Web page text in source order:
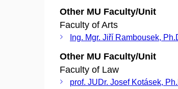
Other MU Faculty/Unit
Faculty of Arts
Ing. Mgr. Jiří Rambousek,
Other MU Faculty/Unit
Faculty of Law
prof. JUDr. Josef Kotásek,